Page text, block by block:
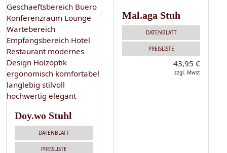
Doy.wo Stuhl
DATENBLATT
PREISLISTE
Mal.aga Stuh
DATENBLATT
PREISLISTE
43,95 €
zzgl. Mwst